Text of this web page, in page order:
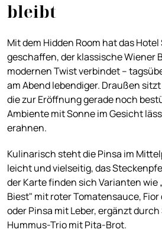
bleibt
Mit dem Hidden Room hat das
geschaffen, der klassische Wiener
modernen Twist verbindet –
am Abend lebendiger. Draußen
die zur Eröffnung gerade noch
Ambiente mit Sonne im Gesicht
erahnen.
Kulinarisch steht die Pinsa im
leicht und vielseitig, das
der Karte finden sich Varianten wie
Biest" mit roter Tomatensauce,
oder Pinsa mit Leber, ergänzt
Hummus-Trio mit Pita-Brot.